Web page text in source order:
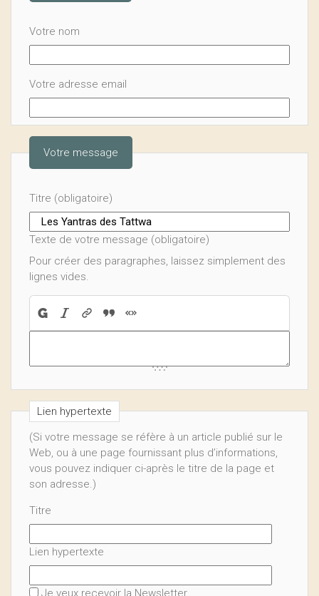
Votre nom
Votre adresse email
Votre message
Titre (obligatoire)
Texte de votre message (obligatoire)
Pour créer des paragraphes, laissez simplement des
lignes vides.
Lien hypertexte
(Si votre message se réfère à un article publié sur le
Web, ou à une page fournissant plus d’informations,
vous pouvez indiquer ci-après le titre de la page et
son adresse.)
Titre
Lien hypertexte
Je veux recevoir la Newsletter